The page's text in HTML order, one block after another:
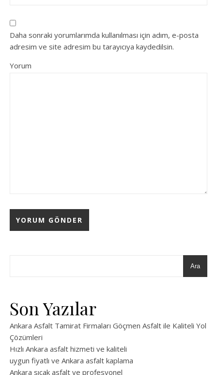
Daha sonraki yorumlarımda kullanılması için adım, e-posta
adresim ve site adresim bu tarayıcıya kaydedilsin.
Yorum
Ara
Son Yazılar
Ankara Asfalt Tamirat Firmaları Göçmen Asfalt ile Kaliteli Yol
Çözümleri
Hızlı Ankara asfalt hizmeti ve kaliteli
uygun fiyatlı ve Ankara asfalt kaplama
Ankara sıcak asfalt ve profesyonel